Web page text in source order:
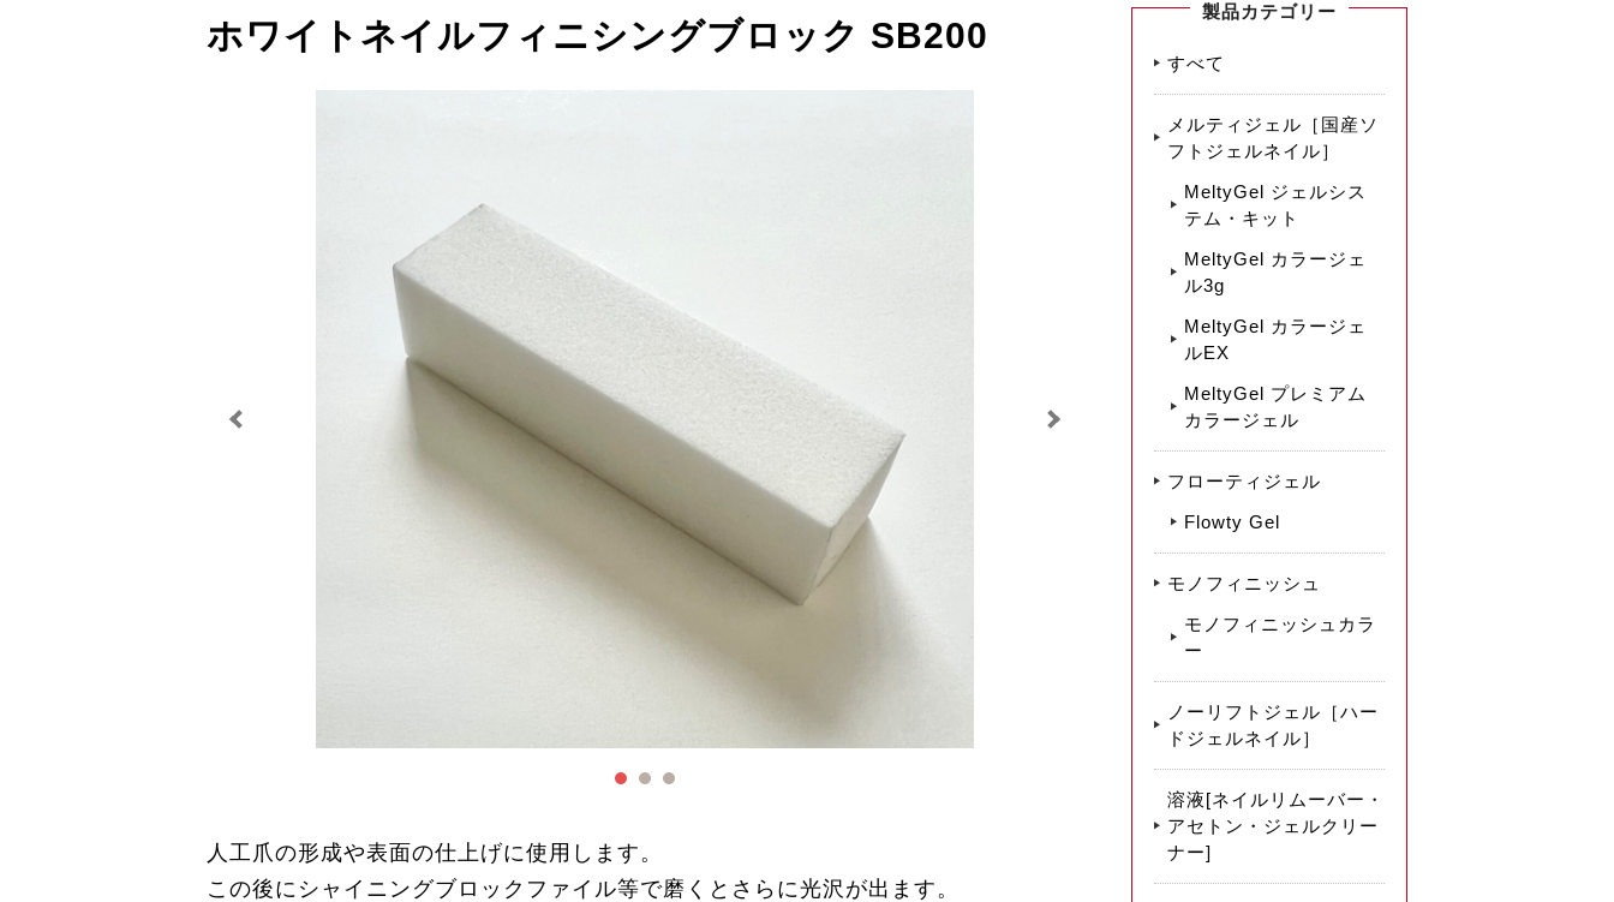
ホワイトネイルフィニシングブロック SB200
人工爪の形成や表面の仕上げに使用します。
この後にシャイニングブロックファイル等で磨くとさらに光沢が出ます。
製品カテゴリー
すべて
メルティジェル［国産ソ
フトジェルネイル］
MeltyGel ジェルシス
テム・キット
MeltyGel カラージェ
ル3g
MeltyGel カラージェ
ルEX
MeltyGel プレミアム
カラージェル
フローティジェル
Flowty Gel
モノフィニッシュ
モノフィニッシュカラ
ー
ノーリフトジェル［ハー
ドジェルネイル］
溶液[ネイルリムーバー・
アセトン・ジェルクリー
ナー]